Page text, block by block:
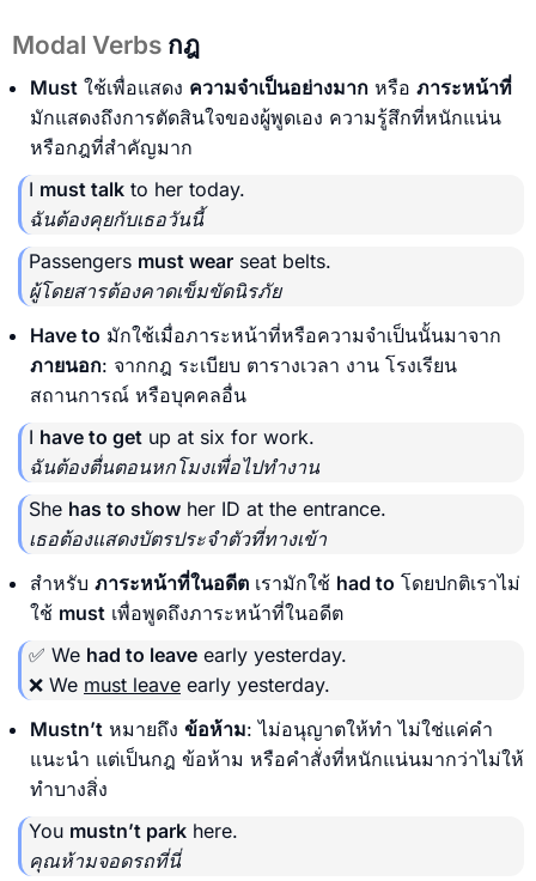
Modal Verbs กฎ
Must ใช้เพื่อแสดง ความจำเป็นอย่างมาก หรือ ภาระหน้าที่
มักแสดงถึงการตัดสินใจของผู้พูดเอง ความรู้สึกที่หนักแน่น
หรือกฎที่สำคัญมาก
I must talk to her today.
ฉันต้องคุยกับเธอวันนี้
Passengers must wear seat belts.
ผู้โดยสารต้องคาดเข็มขัดนิรภัย
Have to มักใช้เมื่อภาระหน้าที่หรือความจำเป็นนั้นมาจาก
ภายนอก: จากกฎ ระเบียบ ตารางเวลา งาน โรงเรียน
สถานการณ์ หรือบุคคลอื่น
I have to get up at six for work.
ฉันต้องตื่นตอนหกโมงเพื่อไปทำงาน
She has to show her ID at the entrance.
เธอต้องแสดงบัตรประจำตัวที่ทางเข้า
สำหรับ ภาระหน้าที่ในอดีต เรามักใช้ had to โดยปกติเราไม่
ใช้ must เพื่อพูดถึงภาระหน้าที่ในอดีต
✅ We had to leave early yesterday.
❌ We must leave early yesterday.
Mustn’t หมายถึง ข้อห้าม: ไม่อนุญาตให้ทำ ไม่ใช่แค่คำ
แนะนำ แต่เป็นกฎ ข้อห้าม หรือคำสั่งที่หนักแน่นมากว่าไม่ให้
ทำบางสิ่ง
You mustn’t park here.
คุณห้ามจอดรถที่นี่